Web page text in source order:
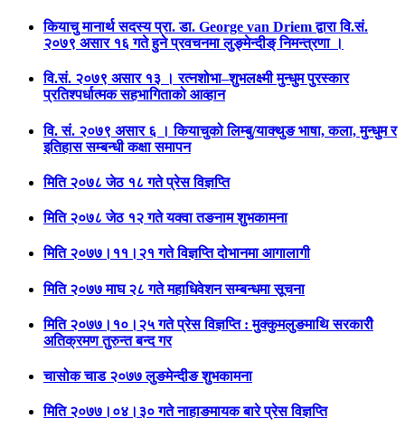
कियाचु मानार्थ सदस्य प्रा. डा. George van Driem द्वारा वि.सं.
२०७९ असार १६ गते हुने प्रवचनमा लुङ्मेन्दीङ् निमन्त्रणा ।
वि.सं. २०७९ असार १३ । रत्नशोभा–शुभलक्ष्मी मुन्धुम पुरस्कार
प्रतिश्पर्धात्मक सहभागिताको आव्हान
वि. सं. २०७९ असार ६ । कियाचुको लिम्बु/याक्थुङ भाषा, कला, मुन्धुम र
इतिहास सम्बन्धी कक्षा समापन
मिति २०७८ जेठ १८ गते प्रेस विज्ञप्ति
मिति २०७८ जेठ १२ गते यक्वा तङनाम शुभकामना
मिति २०७७।११।२१ गते विज्ञप्ति दोभानमा आगालागी
मिति २०७७ माघ २८ गते महाधिवेशन सम्बन्धमा सूचना
मिति २०७७।१०।२५ गते प्रेस विज्ञप्ति : मुक्कुमलुङमाथि सरकारीे
अतिक्रमण तुरुन्त बन्द गर
चासोक चाड २०७७ लुङमेन्दीङ शुभकामना
मिति २०७७।०४।३० गते नाहाङमायक बारे प्रेस विज्ञप्ति